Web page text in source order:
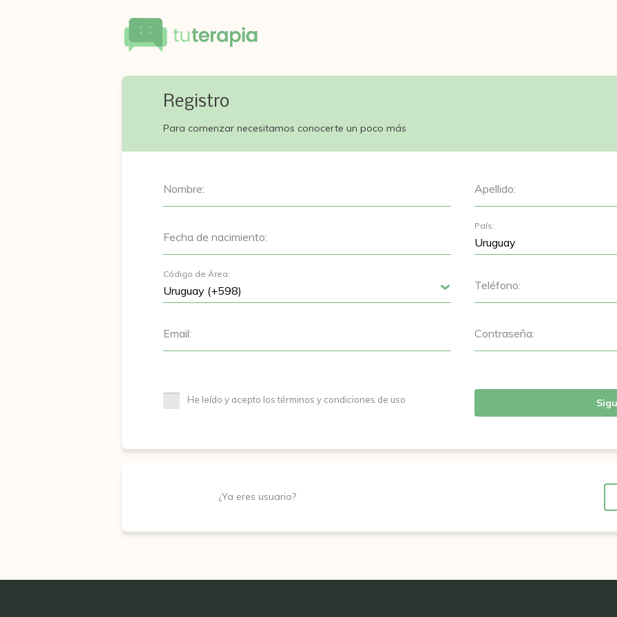
Registro
Para comenzar necesitamos conocerte un poco más
Nombre: Apellido:
Fecha de nacimiento:
País:
Código de Área:
Teléfono:
Email: Contraseña:
He leído y acepto los términos y condiciones de uso
¿Ya eres usuario?